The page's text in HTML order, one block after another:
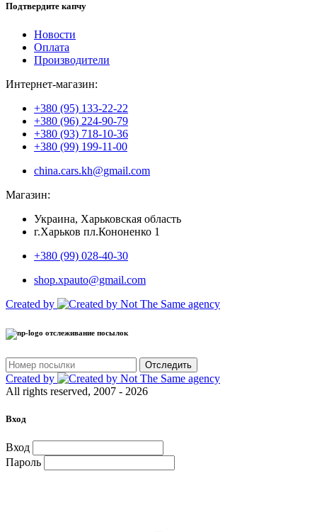
Подтвердите капчу
Новости
Оплата
Производители
Интернет-магазин:
+380 (95) 133-22-22
+380 (96) 224-90-79
+380 (93) 718-10-36
+380 (99) 199-11-00
china.cars.kh@gmail.com
Магазин:
Украина, Харьковская область
г.Харьков пл.Кононенко 1
+380 (99) 028-40-30
shop.xpauto@gmail.com
Created by
отслеживание посылок
Отследить
Created by
All rights reserved, 2007 - 2026
Вход
Вход
Пароль